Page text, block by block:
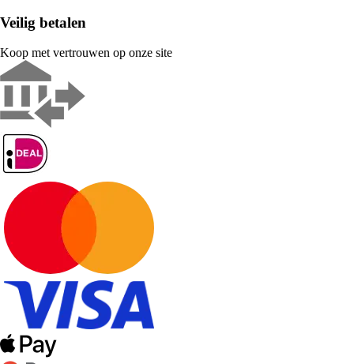
Veilig betalen
Koop met vertrouwen op onze site